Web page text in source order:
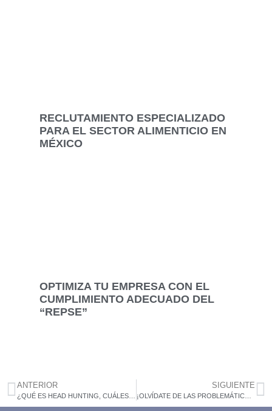
RECLUTAMIENTO ESPECIALIZADO
PARA EL SECTOR ALIMENTICIO EN
MÉXICO
OPTIMIZA TU EMPRESA CON EL
CUMPLIMIENTO ADECUADO DEL
“REPSE”
ANTERIOR SIGUIENTE
¡OLVÍDATE DE LAS PROBLEMÁTICAS AL MOMENTO DE HACER LA NÓMINA DE TU EMPRESA!